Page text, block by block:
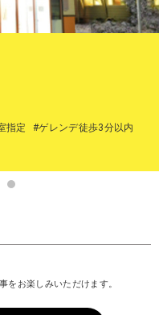
指定
#ゲレンデ徒歩3分以内
をお楽しみいただけます。